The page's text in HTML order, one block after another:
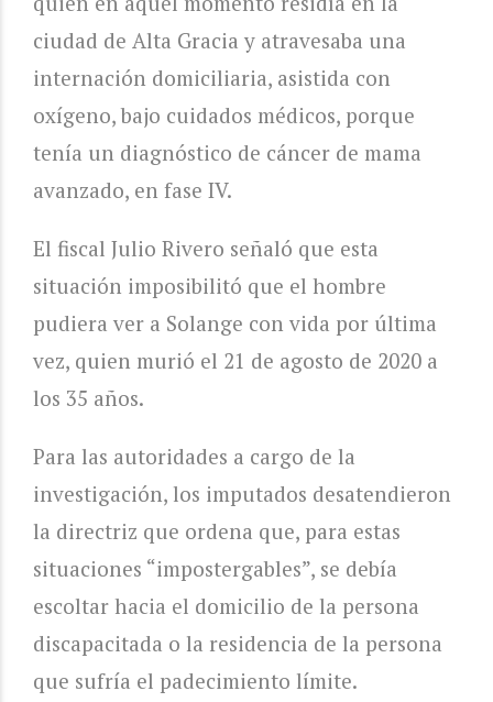
ciudad de Alta Gracia y atravesaba una
internación domiciliaria, asistida con
oxígeno, bajo cuidados médicos, porque
tenía un diagnóstico de cáncer de mama
avanzado, en fase IV.
El fiscal Julio Rivero señaló que esta
situación imposibilitó que el hombre
pudiera ver a Solange con vida por última
vez, quien murió el 21 de agosto de 2020 a
los 35 años.
Para las autoridades a cargo de la
investigación, los imputados desatendieron
la directriz que ordena que, para estas
situaciones “impostergables”, se debía
escoltar hacia el domicilio de la persona
discapacitada o la residencia de la persona
que sufría el padecimiento límite.